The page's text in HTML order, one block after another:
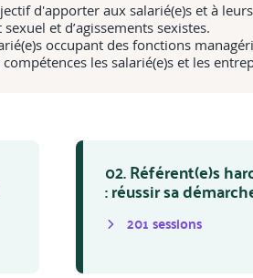
d'apporter aux salarié(e)s et à
et d’agissements sexistes.
occupant des fonctions
les salarié(e)s et les
02. Référent(e)s
: réussir sa
201sessions